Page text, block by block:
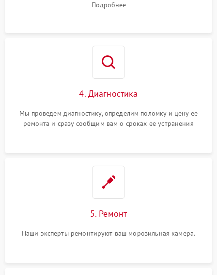
Подробнее
4. Диагностика
Мы проведем диагностику, определим поломку и цену ее
ремонта и сразу сообщим вам о сроках ее устранения
5. Ремонт
Наши эксперты ремонтируют ваш морозильная камера.